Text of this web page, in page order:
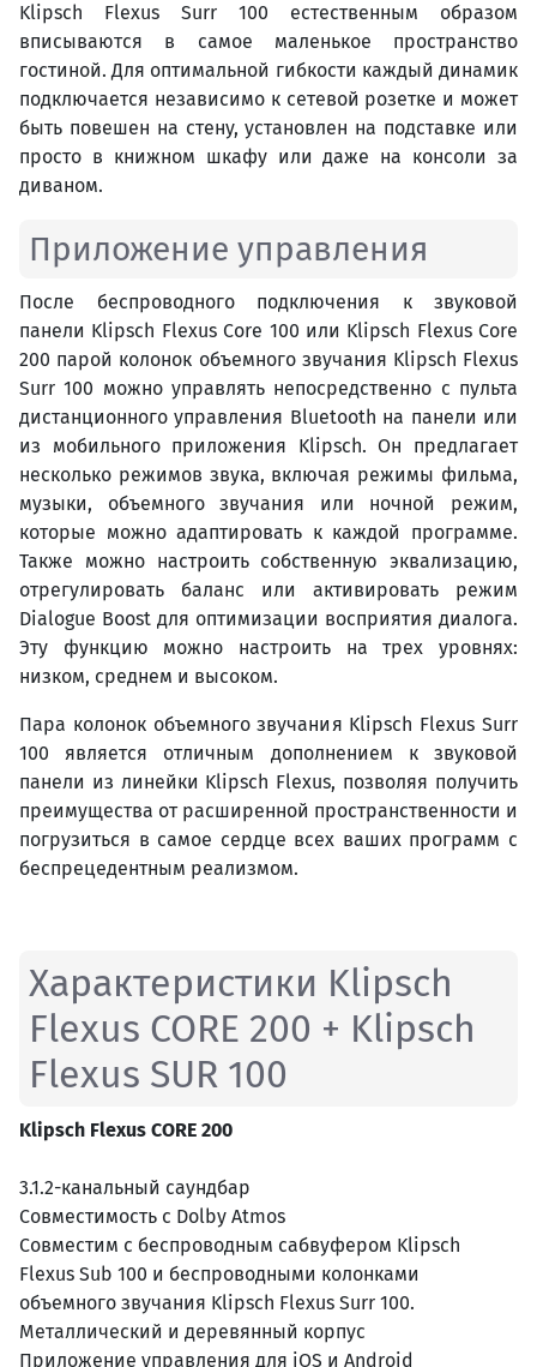
Klipsch Flexus Surr 100 естественным образом
вписываются в самое маленькое пространство
гостиной. Для оптимальной гибкости каждый динамик
подключается независимо к сетевой розетке и может
быть повешен на стену, установлен на подставке или
просто в книжном шкафу или даже на консоли за
диваном.
Приложение управления
После беспроводного подключения к звуковой
панели Klipsch Flexus Core 100 или Klipsch Flexus Core
200 парой колонок объемного звучания Klipsch Flexus
Surr 100 можно управлять непосредственно с пульта
дистанционного управления Bluetooth на панели или
из мобильного приложения Klipsch. Он предлагает
несколько режимов звука, включая режимы фильма,
музыки, объемного звучания или ночной режим,
которые можно адаптировать к каждой программе.
Также можно настроить собственную эквализацию,
отрегулировать баланс или активировать режим
Dialogue Boost для оптимизации восприятия диалога.
Эту функцию можно настроить на трех уровнях:
низком, среднем и высоком.
Пара колонок объемного звучания Klipsch Flexus Surr
100 является отличным дополнением к звуковой
панели из линейки Klipsch Flexus, позволяя получить
преимущества от расширенной пространственности и
погрузиться в самое сердце всех ваших программ с
беспрецедентным реализмом.
Характеристики Klipsch
Flexus CORE 200 + Klipsch
Flexus SUR 100
Klipsch Flexus CORE 200
3.1.2-канальный саундбар
Совместимость с Dolby Atmos
Совместим с беспроводным сабвуфером Klipsch
Flexus Sub 100 и беспроводными колонками
объемного звучания Klipsch Flexus Surr 100.
Металлический и деревянный корпус
Приложение управления для iOS и Android